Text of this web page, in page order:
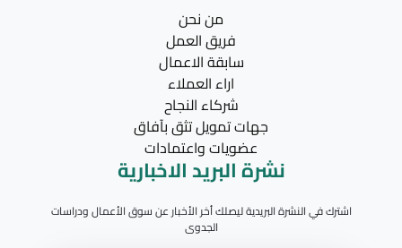
من نحن
فريق العمل
سابقة الاعمال
اراء العملاء
شركاء النجاح
جهات تمويل تثق بآفاق
عضويات واعتمادات
نشرة البريد الاخبارية
اشترك في النشرة البريدية ليصلك أخر الأخبار عن سوق الأعمال ودراسات
الجدوى